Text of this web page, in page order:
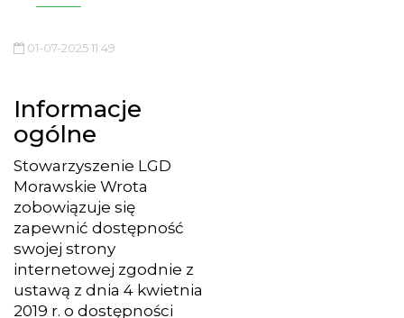
01-07-2025 11:49
Informacje
ogólne
Stowarzyszenie LGD
Morawskie Wrota
zobowiązuje się
zapewnić dostępność
swojej strony
internetowej zgodnie z
ustawą z dnia 4 kwietnia
2019 r. o dostępności